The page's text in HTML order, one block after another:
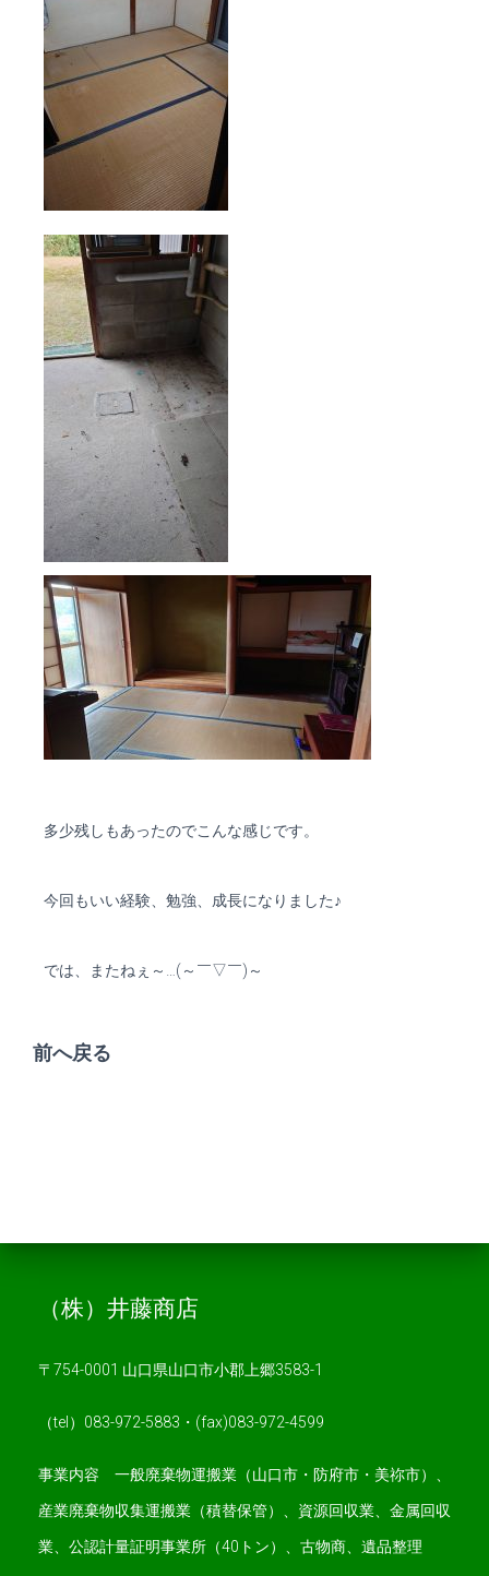
多少残しもあったのでこんな感じです。
今回もいい経験、勉強、成長になりました♪
では、またねぇ～…(～￣▽￣)～
前へ戻る
（株）井藤商店
〒754-0001 山口県山口市小郡上郷3583-1
（tel）083-972-5883・(fax)083-972-4599
事業内容 一般廃棄物運搬業（山口市・防府市・美祢市）、
産業廃棄物収集運搬業（積替保管）、資源回収業、金属回収
業、公認計量証明事業所（40トン）、古物商、遺品整理